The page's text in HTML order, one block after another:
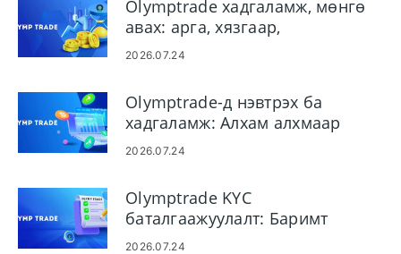
Olymptrade хадгаламж, мөнгө
авах: арга, хязгаар,
боловсруулах хугацаа
2026.07.24
Olymptrade-д нэвтрэх ба
хадгаламж: Алхам алхмаар
санхүүжилт ба хязгаарлалт
2026.07.24
Olymptrade KYC
баталгаажуулалт: Баримт
бичиг, алхамууд, зөвшөөрөл
2026.07.24